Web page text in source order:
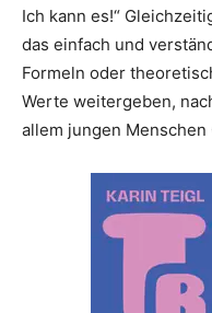
Ich kann es!“
das einfach und
Formeln oder
Werte weitergeben,
allem jungen